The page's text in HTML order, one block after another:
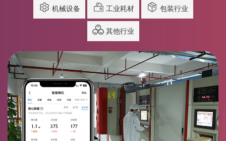
机械设备 工业耗材 包装行业
其他行业